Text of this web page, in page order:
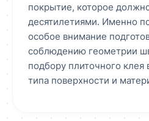
покрытие, которое
десятилетиями. Именно
особое внимание
соблюдению геометрии
подбору плиточного клея
типа поверхности и